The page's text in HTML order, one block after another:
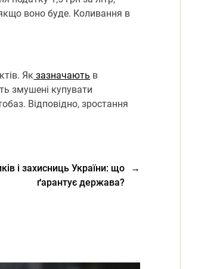
воно буде. Коливання в
Як зазначають в
змушені купувати
Відповідно, зростання
→
і захисниць України: що
ґарантує держава?